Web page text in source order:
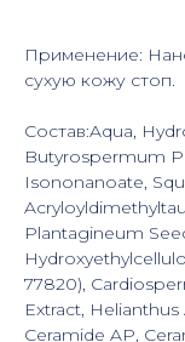
Применение:
сухую кожу стоп.
Состав:Aqua,
Butyrospermum
Isononanoate,
Plantagineum
77820),
Extract,
Ceramide AP,